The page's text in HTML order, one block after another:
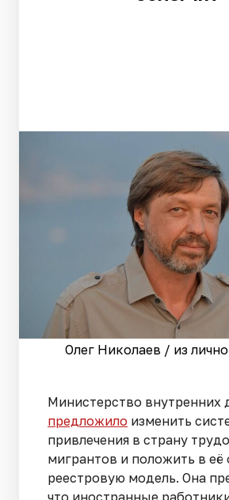
Олег Николаев / из
Министерство внутренних
предложило изменить
привлечения в страну
мигрантов и положить в её
реестровую модель. Она
что иностранные